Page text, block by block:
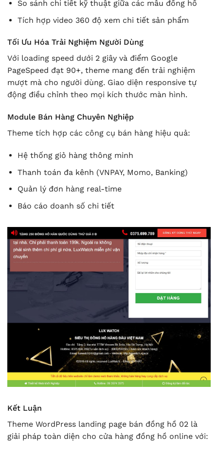
So sánh chi tiết kỹ thuật giữa các mẫu đồng hồ
Tích hợp video 360 độ xem chi tiết sản phẩm
Tối Ưu Hóa Trải Nghiệm Người Dùng
Với loading speed dưới 2 giây và điểm Google
PageSpeed đạt 90+, theme mang đến trải nghiệm
mượt mà cho người dùng. Giao diện responsive tự
động điều chỉnh theo mọi kích thước màn hình.
Module Bán Hàng Chuyên Nghiệp
Theme tích hợp các công cụ bán hàng hiệu quả:
Hệ thống giỏ hàng thông minh
Thanh toán đa kênh (VNPAY, Momo, Banking)
Quản lý đơn hàng real-time
Báo cáo doanh số chi tiết
Kết Luận
Theme WordPress landing page bán đồng hồ 02 là
giải pháp toàn diện cho cửa hàng đồng hồ online với: